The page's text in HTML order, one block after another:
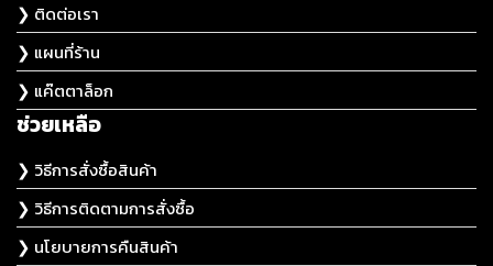
❯ ติดต่อเรา
❯ แผนที่ร้าน
❯ แค๊ตตาล็อก
ช่วยเหลือ
❯ วิธีการสั่งซื้อสินค้า
❯ วิธีการติดตามการสั่งซื้อ
❯ นโยบายการคืนสินค้า